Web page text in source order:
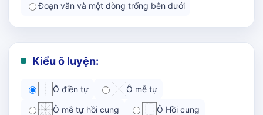
Đoạn văn và một dòng trống bên dưới
Kiểu ô luyện:
Ô điền tự Ô mễ tự
Ô mễ tự hồi cung Ô Hồi cung